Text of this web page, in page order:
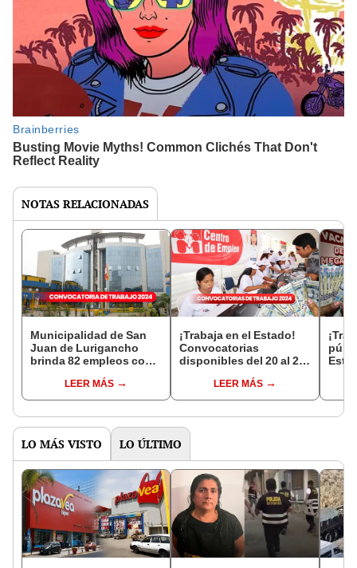
NOTAS RELACIONADAS
Municipalidad de San
Juan de Lurigancho
brinda 82 empleos con
S/3.000: ¿cuáles son los
requisitos?
LEER MÁS
¡Trabaja en el Estado!
Convocatorias
disponibles del 20 al 26
hasta S/12.000
LEER MÁS
LO MÁS VISTO LO ÚLTIMO